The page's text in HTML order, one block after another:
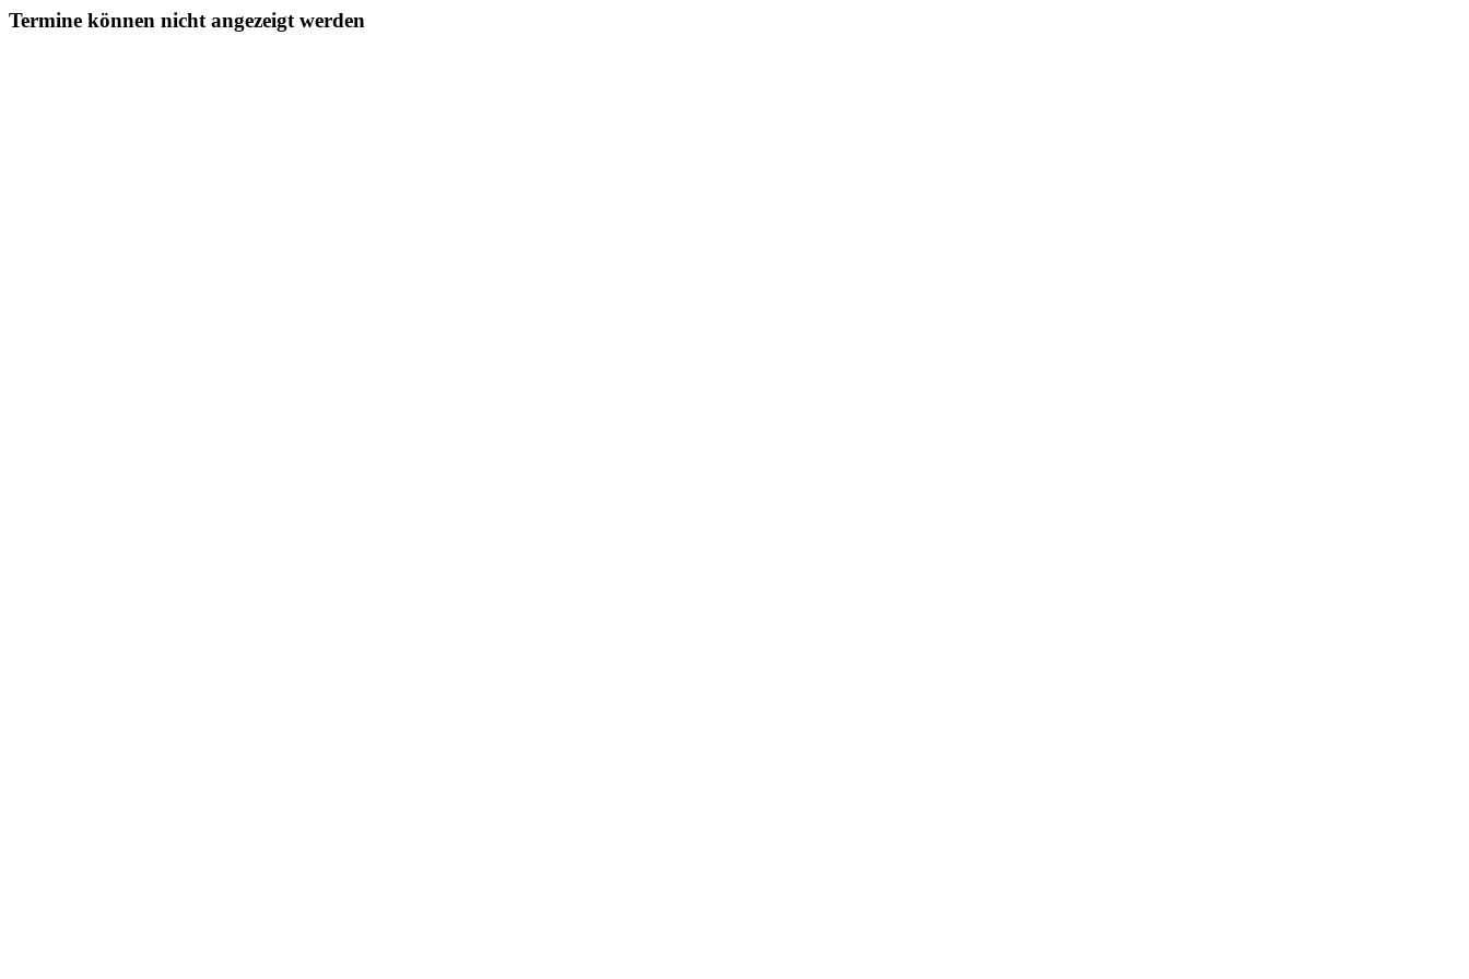
Termine können nicht angezeigt werden